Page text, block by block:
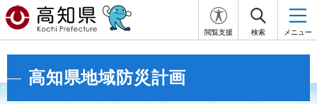
閲覧支援 検索 メニュー
高知県地域防災計画